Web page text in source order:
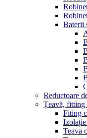
Baterii
Reductoare
Țeavă, fitting
Fiting
Izolație
Teava